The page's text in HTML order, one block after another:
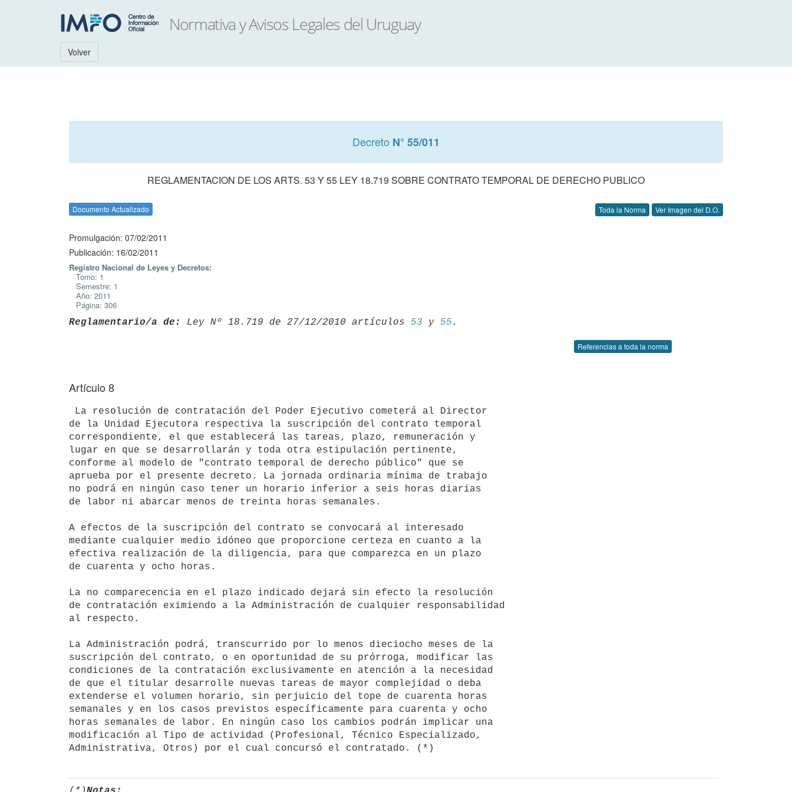
Volver
Decreto N° 55/011
REGLAMENTACION DE LOS ARTS. 53 Y 55 LEY 18.719 SOBRE CONTRATO TEMPORAL DE DERECHO PUBLICO
Documento Actualizado Toda la Norma Ver Imagen del D.O.
Promulgación: 07/02/2011
Publicación: 16/02/2011
Registro Nacional de Leyes y Decretos:
Tomo: 1
Semestre: 1
Año: 2011
Página: 306
Reglamentario/a de: Ley Nº 18.719 de 27/12/2010 artículos 53 y 55
Referencias a toda la norma
Artículo 8
de la Unidad Ejecutora respectiva la suscripción del contrato temporal
correspondiente, el que establecerá las tareas, plazo, remuneración y
lugar en que se desarrollarán y toda otra estipulación pertinente,
conforme al modelo de "contrato temporal de derecho público" que se
aprueba por el presente decreto. La jornada ordinaria mínima de trabajo
no podrá en ningún caso tener un horario inferior a seis horas diarias
de labor ni abarcar menos de treinta horas semanales.
A efectos de la suscripción del contrato se convocará al interesado
mediante cualquier medio idóneo que proporcione certeza en cuanto a la
efectiva realización de la diligencia, para que comparezca en un plazo
de cuarenta y ocho horas.
La no comparecencia en el plazo indicado dejará sin efecto la resolución
de contratación eximiendo a la Administración de cualquier responsabilidad
al respecto.
La Administración podrá, transcurrido por lo menos dieciocho meses de la
suscripción del contrato, o en oportunidad de su prórroga, modificar las
condiciones de la contratación exclusivamente en atención a la necesidad
de que el titular desarrolle nuevas tareas de mayor complejidad o deba
extenderse el volumen horario, sin perjuicio del tope de cuarenta horas
semanales y en los casos previstos específicamente para cuarenta y ocho
horas semanales de labor. En ningún caso los cambios podrán implicar una
modificación al Tipo de actividad (Profesional, Técnico Especializado,